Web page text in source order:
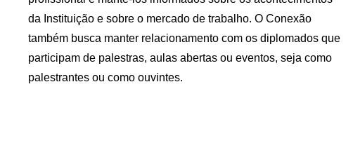
da Instituição e sobre o mercado de trabalho. O Conexão
também busca manter relacionamento com os diplomados que
participam de palestras, aulas abertas ou eventos, seja como
palestrantes ou como ouvintes.